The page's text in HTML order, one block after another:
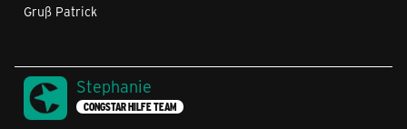
Gruß Patrick
Stephanie
CONGSTAR HILFE TEAM